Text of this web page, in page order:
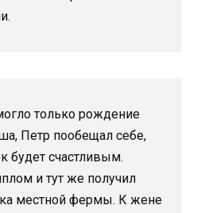
только рождение
Петр пообещал себе,
будет счастливым.
и тут же получил
местной фермы. К жене